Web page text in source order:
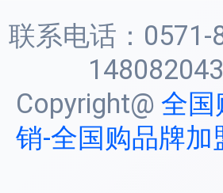
联系电话：0571-
Copyright@ 全国
销-全国购品牌加